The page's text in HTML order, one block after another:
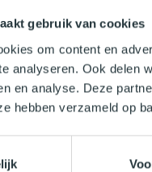
gebruik van cookies
om content en
analyseren. Ook delen
en analyse. Deze
hebben verzameld op
26043